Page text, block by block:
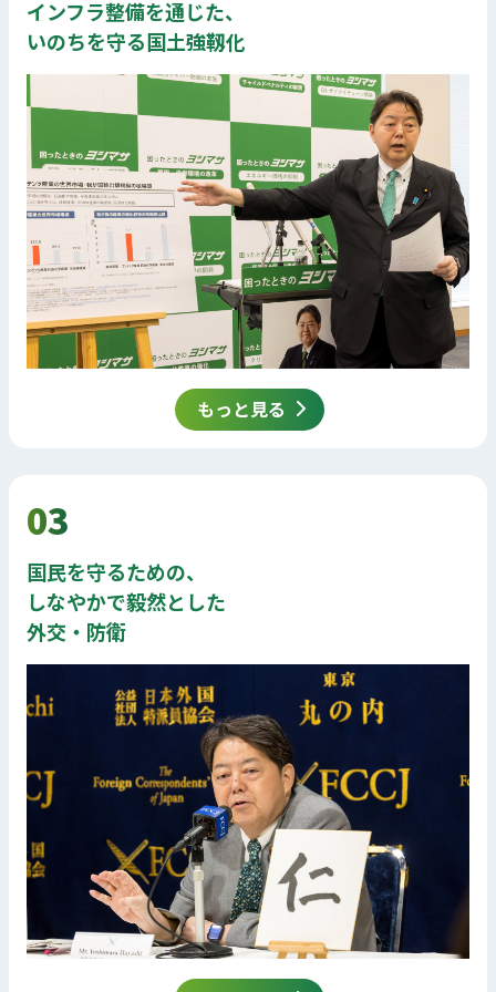
インフラ整備を通じた、
いのちを守る国土強靱化
もっと見る
03
国民を守るための、
しなやかで毅然とした
外交・防衛